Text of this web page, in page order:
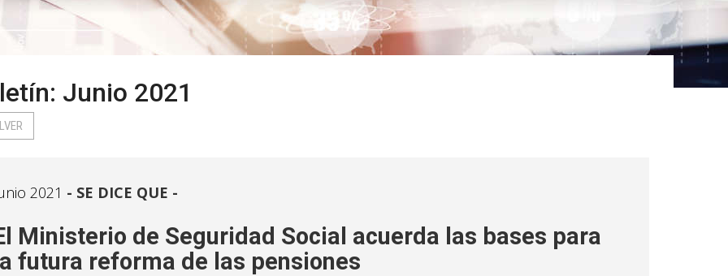
Junio 2021
2021 SE DICE QUE -
Ministerio de Seguridad Social acuerda las bases para
la futura reforma de las pensiones